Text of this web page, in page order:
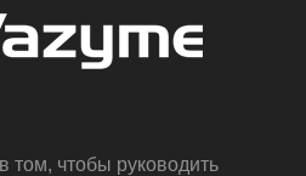
том, чтобы руководить